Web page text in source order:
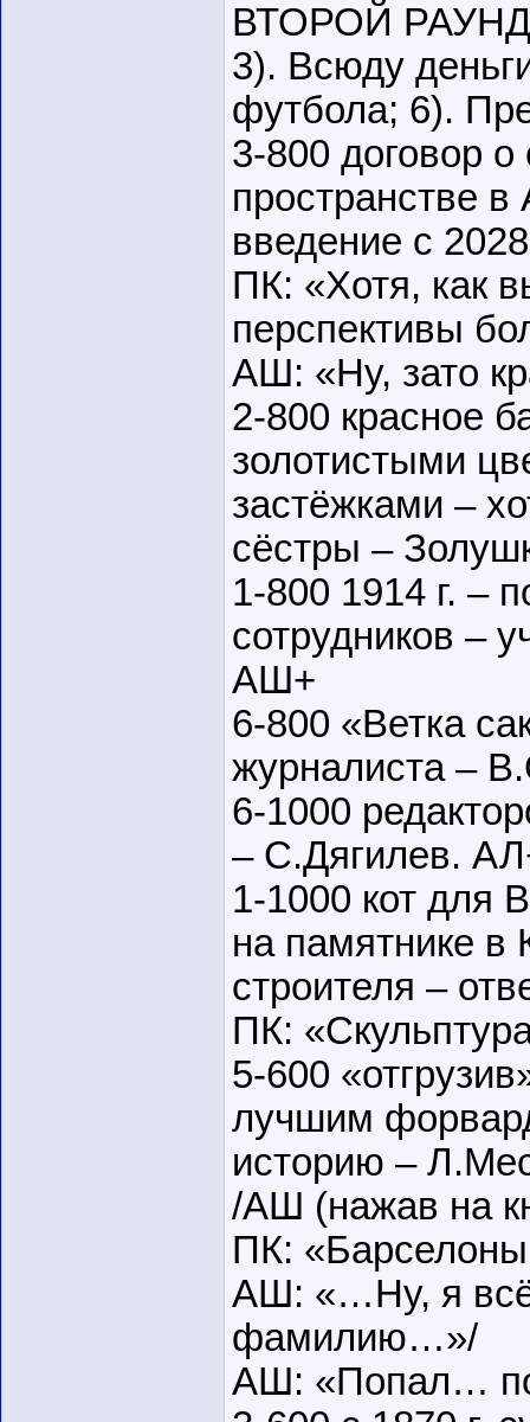
ВТОРОЙ РАУНД:
3). Всюду
футбола; 6).
3-800 договор
пространстве
введение с
ПК: «Хотя, как
перспективы
АШ: «Ну, зато
2-800 красное
золотистыми
застёжками –
сёстры –
1-800 1914 г. –
сотрудников –
АШ+
6-800 «Ветка
журналиста –
6-1000
– С.Дягилев.
1-1000 кот для
на памятнике в
строителя –
ПК:
5-600
лучшим
историю –
/АШ (нажав на
ПК:
АШ: «…Ну, я
фамилию…»/
АШ: «Попал…